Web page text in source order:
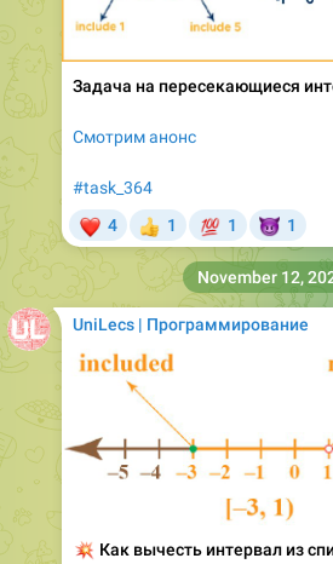
Задача на пересекающиеся
Смотрим анонс
#task_364
4 1
💯
1
😈
1
UniLecs | Программирование
Как вычесть интервал из
November 12,